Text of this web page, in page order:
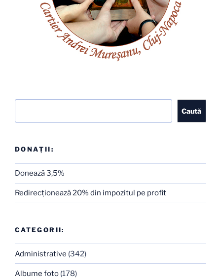
Caută
DONAȚII:
Donează 3,5%
Redirecţionează 20% din impozitul pe profit
CATEGORII:
Administrative (342)
Albume foto (178)